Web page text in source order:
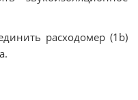
расходомер (1b)